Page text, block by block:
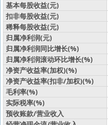
基本每股收益(元)
扣非每股收益(元)
稀释每股收益(元)
归属净利润(元)
归属净利润同比增长(%)
归属净利润滚动环比增长(%)
净资产收益率(加权)(%)
净资产收益率(扣非/加权)(%)
毛利率(%)
实际税率(%)
预收账款/营业收入